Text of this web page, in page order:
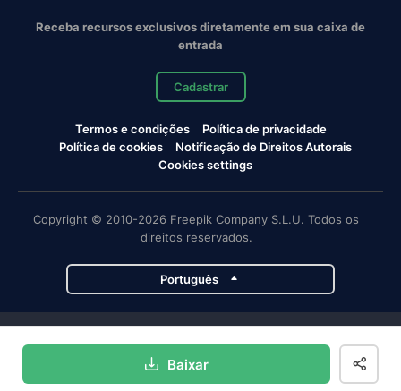
Baixar
Receba recursos exclusivos diretamente em sua caixa de
entrada
Cadastrar
Termos e condições
Política de privacidade
Política de cookies
Notificação de Direitos Autorais
Cookies settings
Copyright © 2010-2026 Freepik Company S.L.U. Todos os
direitos reservados.
Português
Magnific Flaticon